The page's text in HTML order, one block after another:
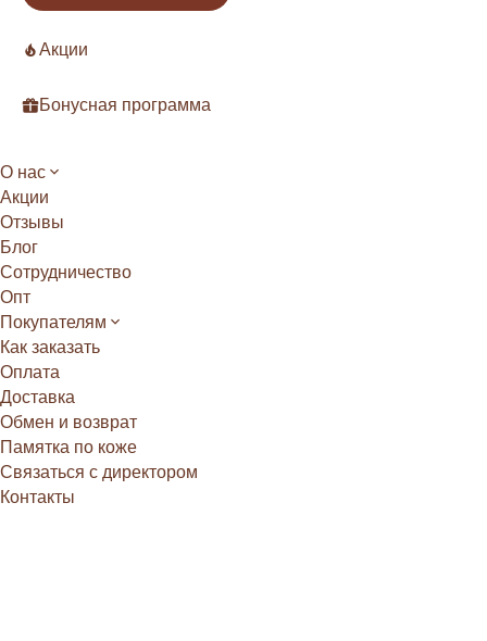
Акции
Бонусная программа
О нас
Акции
Отзывы
Блог
Сотрудничество
Опт
Покупателям
Как заказать
Оплата
Доставка
Обмен и возврат
Памятка по коже
Связаться с директором
Контакты